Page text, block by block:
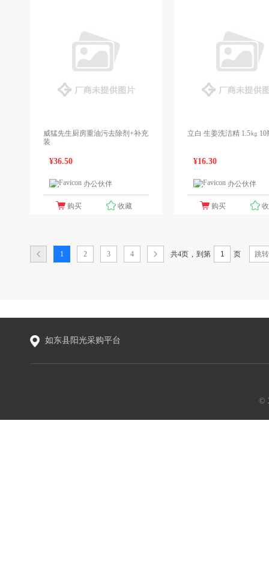
威猛先生厨房重油污去除剂+补充
装
¥36.50
办公伙伴
购买 收藏
立白 生姜洗洁精
¥16.30
办公伙伴
购买
1 2 3 4 共4页 到第 页 跳转
如东县阳光采购平台
©